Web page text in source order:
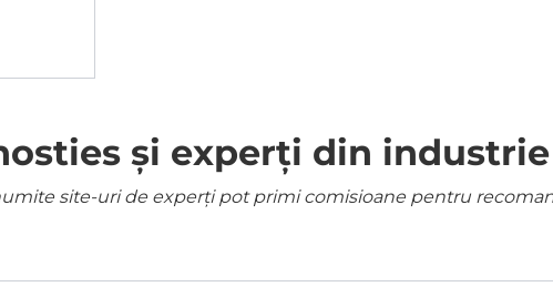
și experți din industrie
site-uri de experți pot primi comisioane pentru